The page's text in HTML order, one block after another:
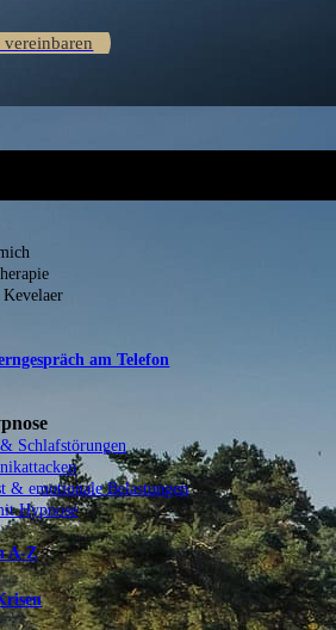
Kevelaer
am Telefon
Schlafstörungen
& emotionale Belastungen
Hypnose
A-Z